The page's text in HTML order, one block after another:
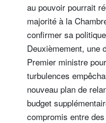
au pouvoir pourrait
majorité à la
confirmer sa
Deuxièmement, une
Premier ministre
turbulences
nouveau plan de
budget
compromis entre